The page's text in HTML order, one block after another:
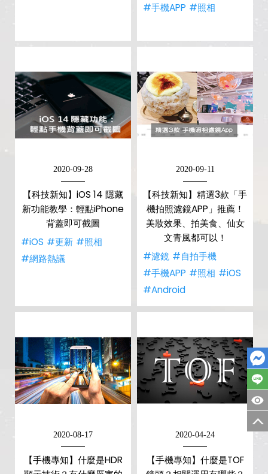
#手機APP #照相
2020-09-28
【科技新知】iOS 14 隱藏
新功能教學：輕點iPhone
背蓋即可截圖
#iOS #更新 #照相
#網路熱議
2020-09-11
【科技新知】精選3款「手
機拍照濾鏡APP」推薦！
美妝效果、拍美食、仙女
文青風都可以！
#濾鏡 #自拍手機
#手機APP #照相 #iOS
#Android
2020-08-17
【手機專知】什麼是HDR
2020-04-24
【手機專知】什麼是TOF